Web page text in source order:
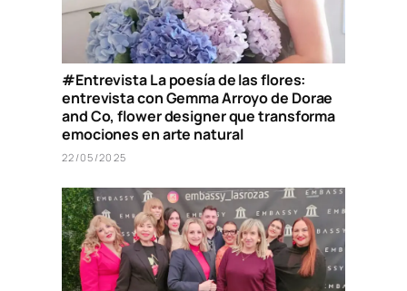
#Entrevista La poesía de las flores:
entrevista con Gemma Arroyo de Dorae
and Co, flower designer que transforma
emociones en arte natural
22/05/2025